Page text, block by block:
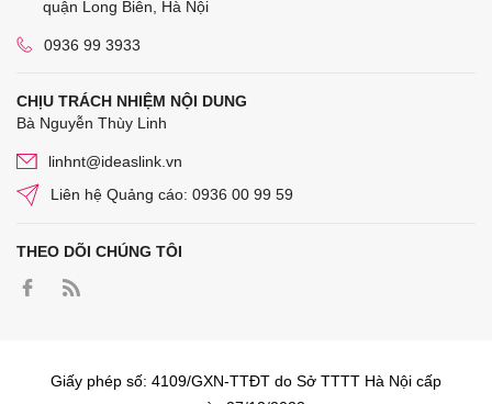
quận Long Biên, Hà Nội
0936 99 3933
CHỊU TRÁCH NHIỆM NỘI DUNG
Bà Nguyễn Thùy Linh
linhnt@ideaslink.vn
Liên hệ Quảng cáo: 0936 00 99 59
THEO DÕI CHÚNG TÔI
Giấy phép số: 4109/GXN-TTĐT do Sở TTTT Hà Nội cấp